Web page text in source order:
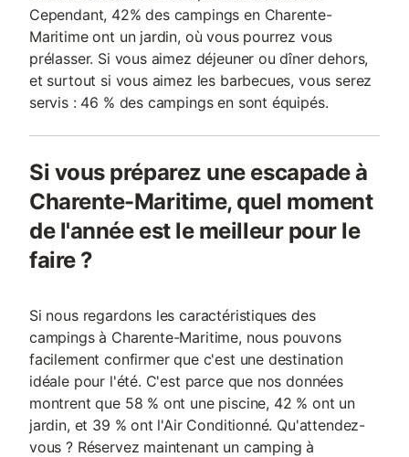
Cependant, 42% des campings en Charente-
Maritime ont un jardin, où vous pourrez vous
prélasser. Si vous aimez déjeuner ou dîner dehors,
et surtout si vous aimez les barbecues, vous serez
servis : 46 % des campings en sont équipés.
Si vous préparez une escapade à
Charente-Maritime, quel moment
de l'année est le meilleur pour le
faire ?
Si nous regardons les caractéristiques des
campings à Charente-Maritime, nous pouvons
facilement confirmer que c'est une destination
idéale pour l'été. C'est parce que nos données
montrent que 58 % ont une piscine, 42 % ont un
jardin, et 39 % ont l'Air Conditionné. Qu'attendez-
vous ? Réservez maintenant un camping à